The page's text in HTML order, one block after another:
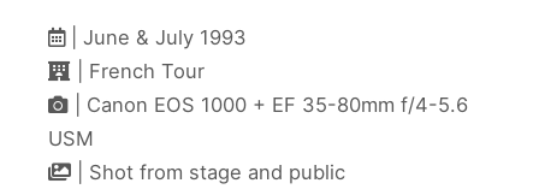
Sales-
Gosses-
| June & July 1993
| French Tour
| Canon EOS 1000 + EF 35-80mm f/4-5.6
USM
| Shot from stage and public